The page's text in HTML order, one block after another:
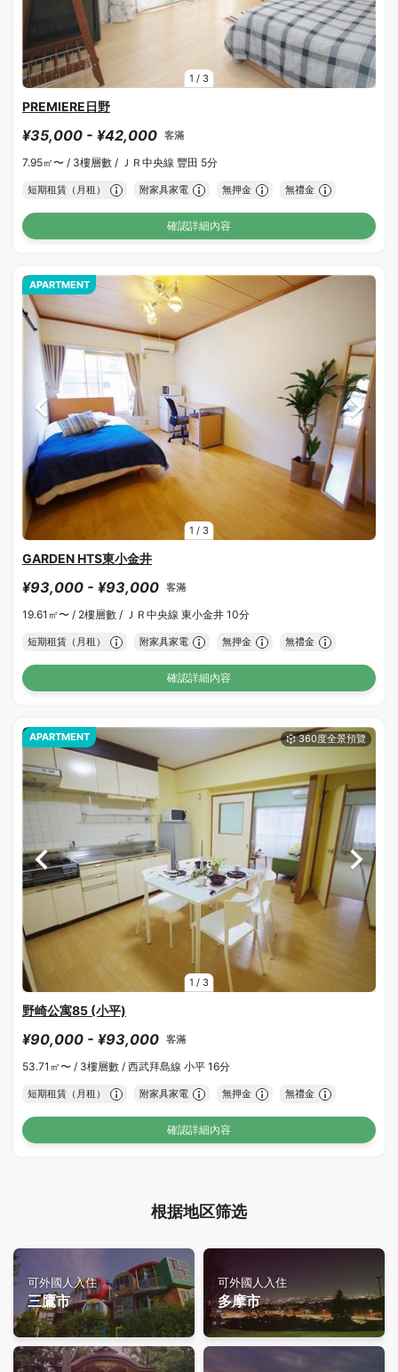
1 / 3
PREMIERE日野
¥35,000 - ¥42,000 客滿
7.95㎡〜 / 3樓層數 / ＪＲ中央線 豐田 5分
短期租賃（月租） 附家具家電 無押金 無禮金
確認詳細內容
1 / 3
APARTMENT
GARDEN HTS東小金井
¥93,000 - ¥93,000 客滿
19.61㎡〜 / 2樓層數 / ＪＲ中央線 東小金井 10分
短期租賃（月租） 附家具家電 無押金 無禮金
確認詳細內容
1 / 3
APARTMENT
野崎公寓85 (小平)
¥90,000 - ¥93,000 客滿
53.71㎡〜 / 3樓層數 / 西武拜島線 小平 16分
短期租賃（月租） 附家具家電 無押金 無禮金
確認詳細內容
根据地区筛选
可外國人入住
三鷹市
可外國人入住
多摩市